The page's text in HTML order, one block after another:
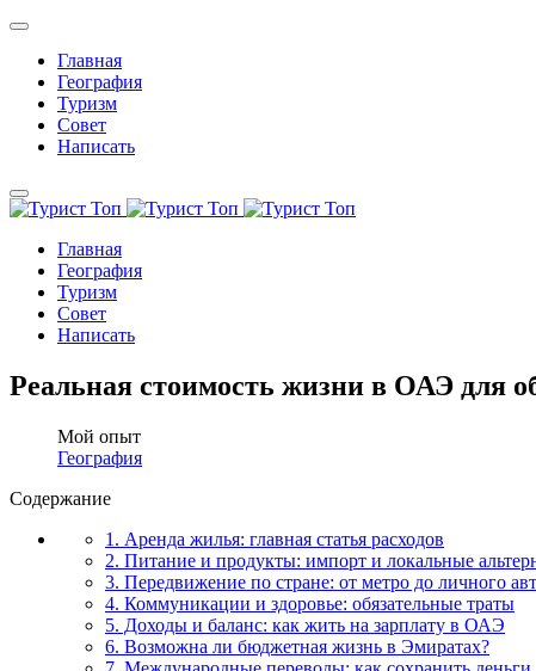
Главная
География
Туризм
Совет
Написать
Главная
География
Туризм
Совет
Написать
Реальная стоимость жизни в ОАЭ для
Мой опыт
География
Содержание
1. Аренда жилья: главная статья расходов
2. Питание и продукты: импорт и локальные
3. Передвижение по стране: от метро до личного
4. Коммуникации и здоровье: обязательные траты
5. Доходы и баланс: как жить на зарплату в ОАЭ
6. Возможна ли бюджетная жизнь в Эмиратах?